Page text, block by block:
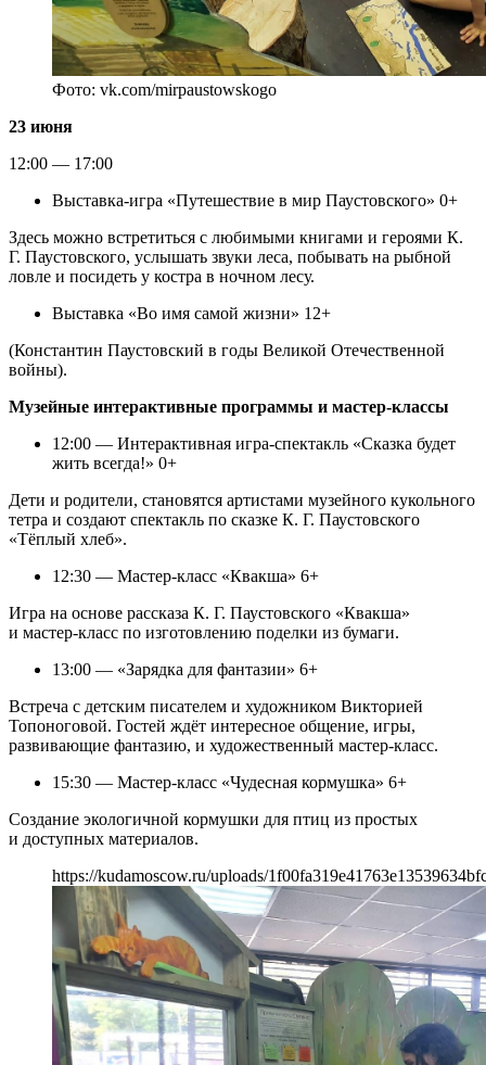
Фото: vk.com/mirpaustowskogo
23 июня
12:00 — 17:00
Выставка-игра «Путешествие в мир Паустовского» 0+
Здесь можно встретиться с любимыми книгами и героями К.
Г. Паустовского, услышать звуки леса, побывать на рыбной
ловле и посидеть у костра в ночном лесу.
Выставка «Во имя самой жизни» 12+
(Константин Паустовский в годы Великой Отечественной
войны).
Музейные интерактивные программы и мастер-классы
12:00 — Интерактивная игра-спектакль «Сказка будет
жить всегда!» 0+
Дети и родители, становятся артистами музейного кукольного
тетра и создают спектакль по сказке К. Г. Паустовского
«Тёплый хлеб».
12:30 — Мастер-класс «Квакша» 6+
Игра на основе рассказа К. Г. Паустовского «Квакша»
и мастер-класс по изготовлению поделки из бумаги.
13:00 — «Зарядка для фантазии» 6+
Встреча с детским писателем и художником Викторией
Топоноговой. Гостей ждёт интересное общение, игры,
развивающие фантазию, и художественный мастер-класс.
15:30 — Мастер-класс «Чудесная кормушка» 6+
Создание экологичной кормушки для птиц из простых
и доступных материалов.
https://kudamoscow.ru/uploads/